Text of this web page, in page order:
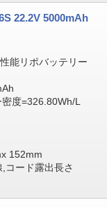
22.2V 5000mAh
能リポバッテリー
度=326.80Wh/L
152mm
コード露出長さ